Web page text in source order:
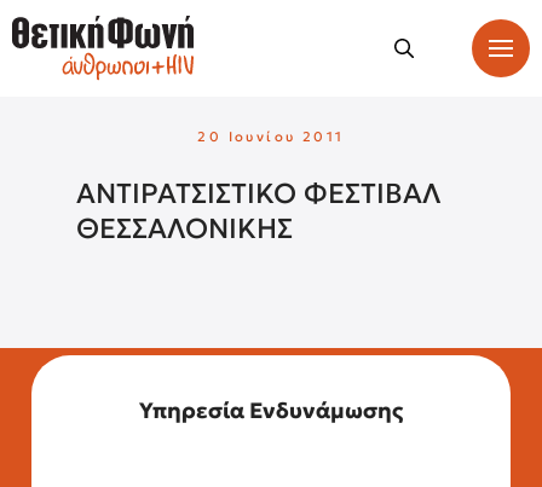
20 Ιουνίου 2011
ΑΝΤΙΡΑΤΣΙΣΤΙΚΟ ΦΕΣΤΙΒΑΛ
ΘΕΣΣΑΛΟΝΙΚΗΣ
Υπηρεσία Ενδυνάμωσης